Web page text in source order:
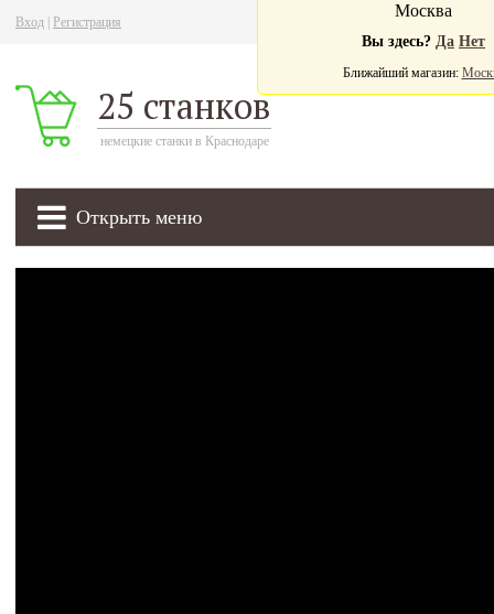
Вход Регистрация
25 станков
немецкие станки в Краснодаре
Открыть меню
Москва
Вы здесь? Да Нет
Ближайший магазин: